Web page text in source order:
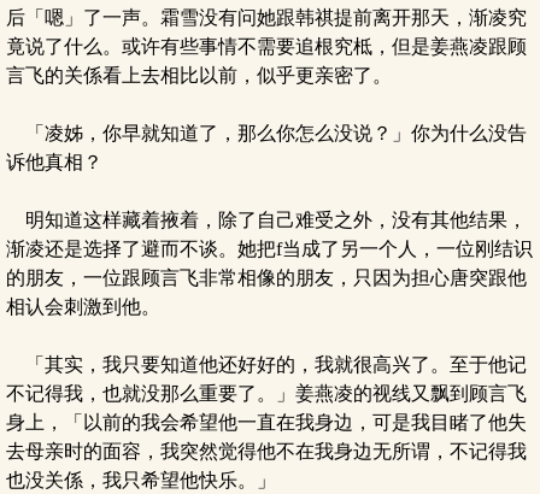
后「嗯」了一声。霜雪没有问她跟韩祺提前离开那天，渐凌究
竟说了什么。或许有些事情不需要追根究柢，但是姜燕凌跟顾
言飞的关係看上去相比以前，似乎更亲密了。
「凌姊，你早就知道了，那么你怎么没说？」你为什么没告
诉他真相？
明知道这样藏着掖着，除了自己难受之外，没有其他结果，
渐凌还是选择了避而不谈。她把f当成了另一个人，一位刚结识
的朋友，一位跟顾言飞非常相像的朋友，只因为担心唐突跟他
相认会刺激到他。
「其实，我只要知道他还好好的，我就很高兴了。至于他记
不记得我，也就没那么重要了。」姜燕凌的视线又飘到顾言飞
身上，「以前的我会希望他一直在我身边，可是我目睹了他失
去母亲时的面容，我突然觉得他不在我身边无所谓，不记得我
也没关係，我只希望他快乐。」